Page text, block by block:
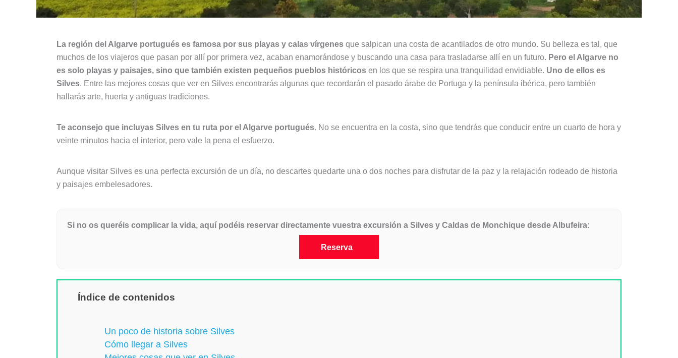
La región del Algarve portugués es famosa por sus playas y calas vírgenes que salpican una costa de acantilados de otro mundo. Su belleza es tal, que
muchos de los viajeros que pasan por allí por primera vez, acaban enamorándose y buscando una casa para trasladarse allí en un futuro. Pero el Algarve no
es solo playas y paisajes, sino que también existen pequeños pueblos históricos en los que se respira una tranquilidad envidiable. Uno de ellos es
Silves. Entre las mejores cosas que ver en Silves encontrarás algunas que recordarán el pasado árabe de Portuga y la península ibérica, pero también
hallarás arte, huerta y antiguas tradiciones.
Te aconsejo que incluyas Silves en tu ruta por el Algarve portugués. No se encuentra en la costa, sino que tendrás que conducir entre un cuarto de hora y
veinte minutos hacia el interior, pero vale la pena el esfuerzo.
Aunque visitar Silves es una perfecta excursión de un día, no descartes quedarte una o dos noches para disfrutar de la paz y la relajación rodeado de historia
y paisajes embelesadores.
Si no os queréis complicar la vida, aquí podéis reservar directamente vuestra excursión a Silves y Caldas de Monchique desde Albufeira:
Reserva
Índice de contenidos
Un poco de historia sobre Silves
Cómo llegar a Silves